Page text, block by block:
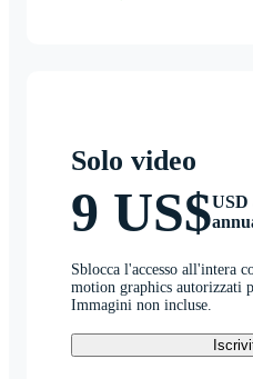
Solo video
9 US$USD
Sblocca l'accesso all'intera
motion graphics autorizzati
Immagini non incluse.